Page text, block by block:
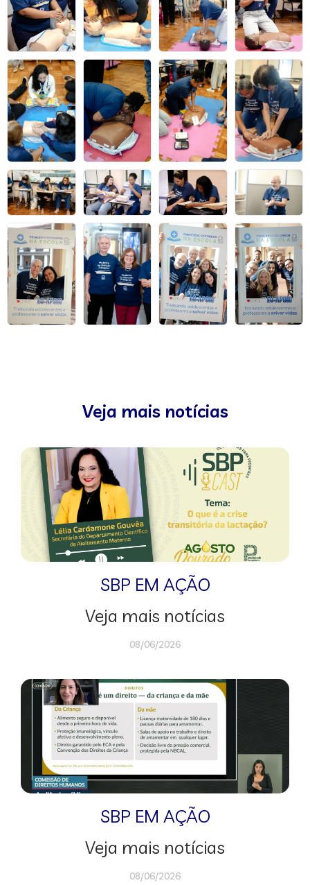
Veja mais notícias
SBP EM AÇÃO
Veja mais notícias
08/06/2026
SBP EM AÇÃO
Veja mais notícias
08/06/2026